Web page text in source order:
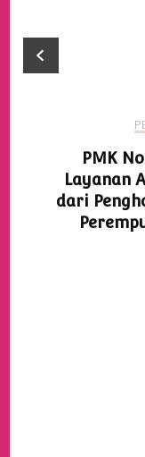
PMK
Layanan
dari